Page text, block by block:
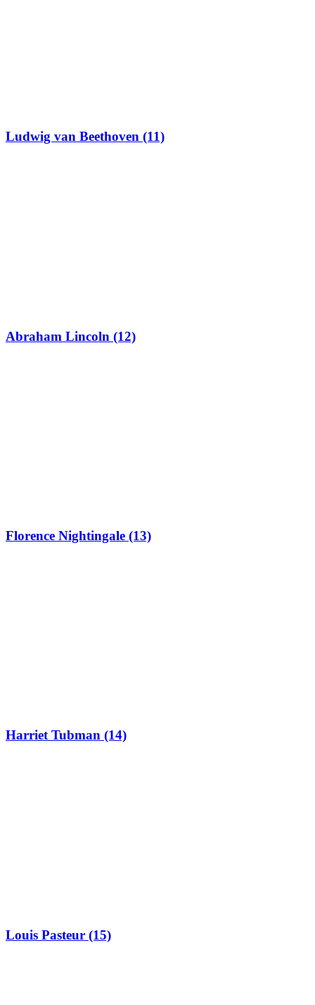
Ludwig van Beethoven (11)
Abraham Lincoln (12)
Florence Nightingale (13)
Harriet Tubman (14)
Louis Pasteur (15)